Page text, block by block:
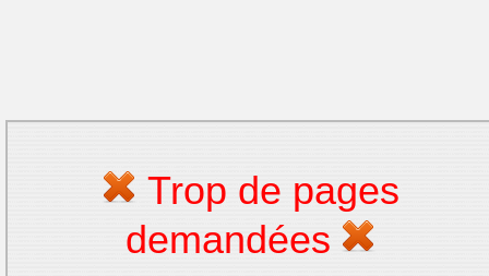
Trop de pages
demandées